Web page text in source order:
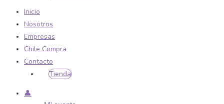
Inicio
Nosotros
Empresas
Chile Compra
Contacto
Tienda
👤